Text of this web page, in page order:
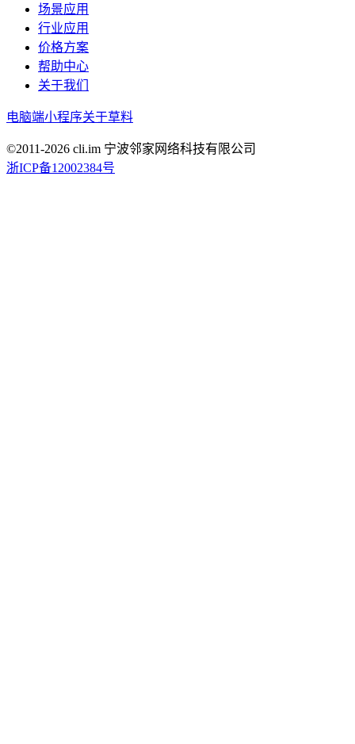
场景应用
行业应用
价格方案
帮助中心
关于我们
电脑端小程序关于草料
©2011-2026 cli.im 宁波邻家网络科技有限公司
浙ICP备12002384号